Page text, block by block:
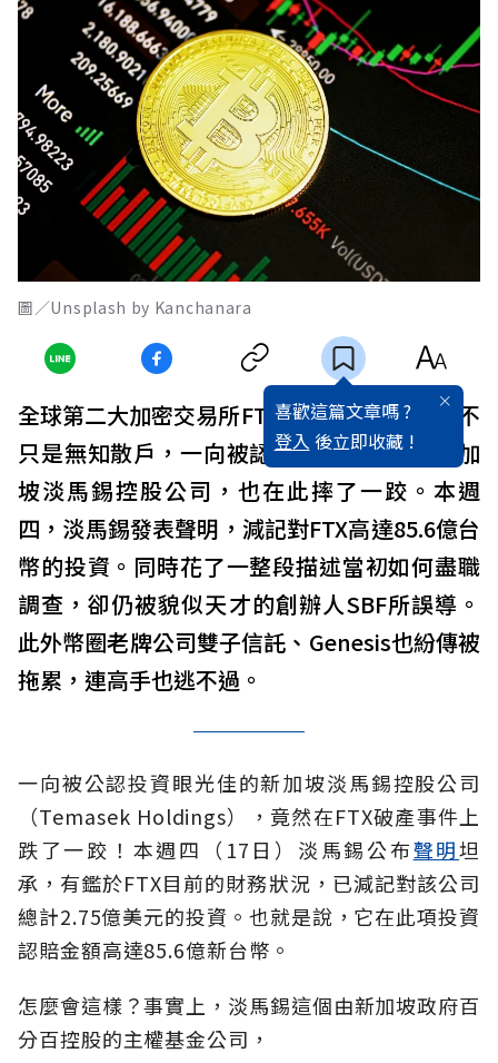
圖／Unsplash by Kanchanara
喜歡這篇文章嗎 ?
登入 後立即收藏 !
全球第二大加密交易所FTX破產出事，騙到的不
只是無知散戶，一向被認為是投資專家的新加
坡淡馬錫控股公司，也在此摔了一跤。本週
四，淡馬錫發表聲明，減記對FTX高達85.6億台
幣的投資。同時花了一整段描述當初如何盡職
調查，卻仍被貌似天才的創辦人SBF所誤導。
此外幣圈老牌公司雙子信託、Genesis也紛傳被
拖累，連高手也逃不過。
一向被公認投資眼光佳的新加坡淡馬錫控股公司
（Temasek Holdings），竟然在FTX破產事件上
跌了一跤！本週四（17日）淡馬錫公布聲明坦
承，有鑑於FTX目前的財務狀況，已減記對該公司
總計2.75億美元的投資。也就是說，它在此項投資
認賠金額高達85.6億新台幣。
怎麼會這樣？事實上，淡馬錫這個由新加坡政府百
分百控股的主權基金公司，